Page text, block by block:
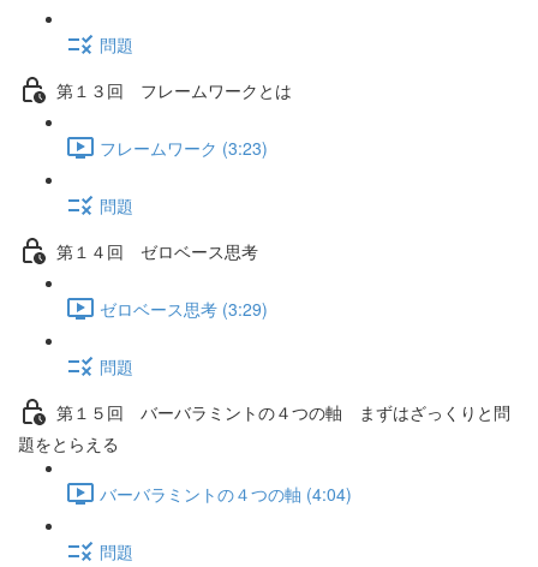
問題
第１３回 フレームワークとは
フレームワーク (3:23)
問題
第１４回 ゼロベース思考
ゼロベース思考 (3:29)
問題
第１５回 バーバラミントの４つの軸 まずはざっくりと問
題をとらえる
バーバラミントの４つの軸 (4:04)
問題